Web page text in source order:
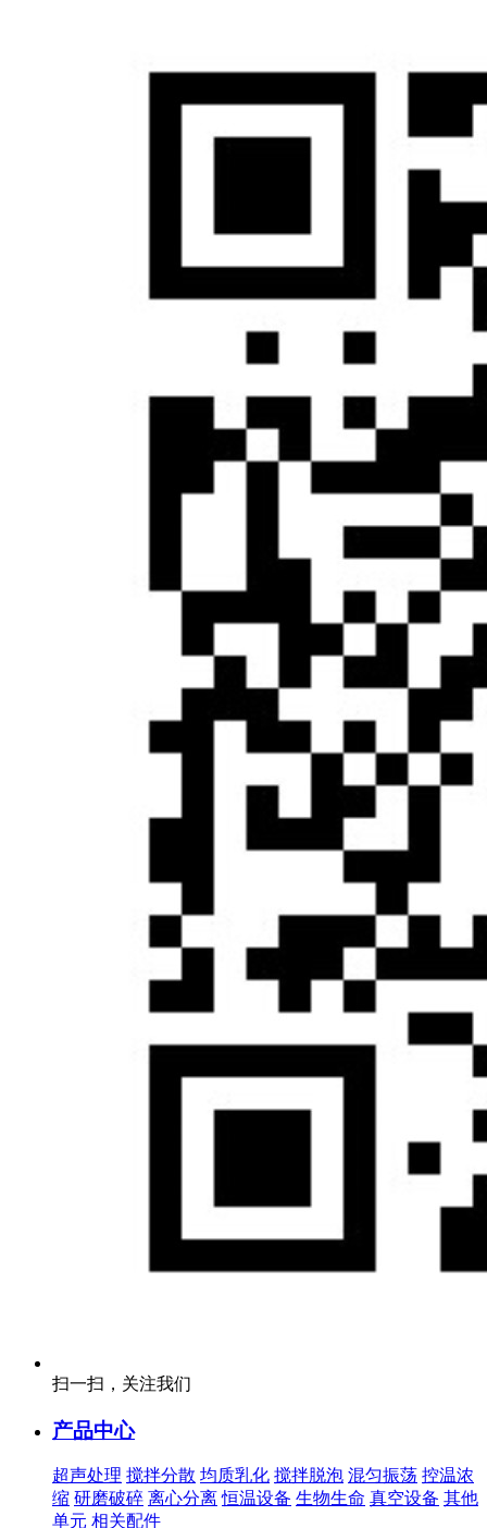
扫一扫，关注我们
产品中心
超声处理 搅拌分散 均质乳化 搅拌脱泡 混匀振荡 控温浓
缩 研磨破碎 离心分离 恒温设备 生物生命 真空设备 其他
单元 相关配件